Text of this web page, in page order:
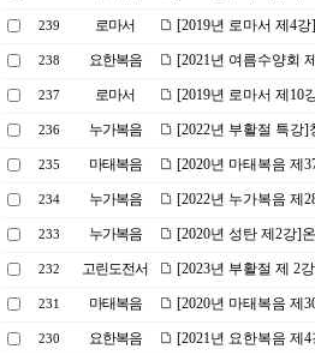
239 로마서 [2019년 로마서 제4
238 요한복음 [2021년 여름수양회
237 로마서 [2019년 로마서 제10
236 누가복음 [2022년 부활절 특강
235 마태복음 [2020년 마태복음 제
234 누가복음 [2022년 누가복음 제
233 누가복음 [2020년 성탄 제2강]
232 고린도전서 [2023년 부활절 제 2
231 마태복음 [2020년 마태복음 제
230 요한복음 [2021년 요한복음 제